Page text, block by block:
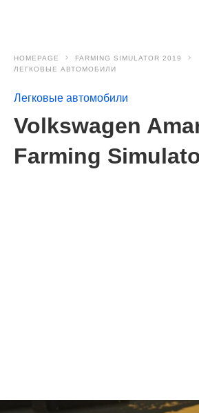
HOMEPAGE
FARMING SIMULATOR 2019
ЛЕГКОВЫЕ АВТОМОБИЛИ
Легковые автомобили
Volkswagen
Farming